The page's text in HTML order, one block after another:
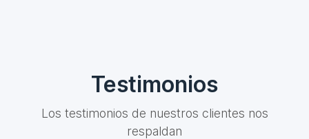
Testimonios
Los testimonios de nuestros clientes nos
respaldan